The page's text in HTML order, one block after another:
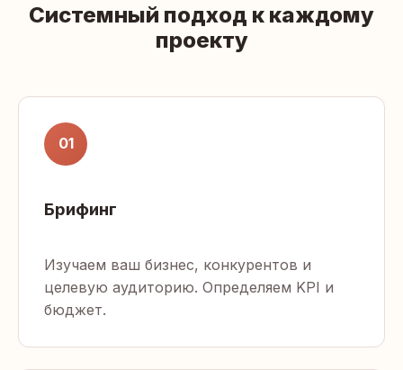
Системный подход к каждому
проекту
01
Брифинг
Изучаем ваш бизнес, конкурентов и
целевую аудиторию. Определяем KPI и
бюджет.